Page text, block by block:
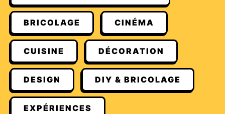
BRICOLAGE CINÉMA
CUISINE DÉCORATION
DESIGN DIY & BRICOLAGE
EXPÉRIENCES